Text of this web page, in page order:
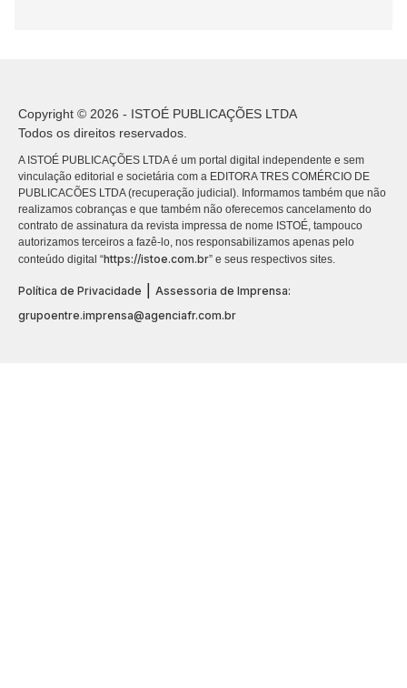
Copyright © 2026 - ISTOÉ PUBLICAÇÕES LTDA
Todos os direitos reservados.
A ISTOÉ PUBLICAÇÕES LTDA é um portal digital independente e sem
vinculação editorial e societária com a EDITORA TRES COMÉRCIO DE
PUBLICACÕES LTDA (recuperação judicial). Informamos também que não
realizamos cobranças e que também não oferecemos cancelamento do
contrato de assinatura da revista impressa de nome ISTOÉ, tampouco
autorizamos terceiros a fazê-lo, nos responsabilizamos apenas pelo
conteúdo digital “https://istoe.com.br” e seus respectivos sites.
Política de Privacidade
Assessoria de Imprensa:
grupoentre.imprensa@agenciafr.com.br